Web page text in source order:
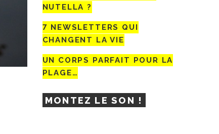
NUTELLA ?
7 NEWSLETTERS QUI
CHANGENT LA VIE
UN CORPS PARFAIT POUR LA
PLAGE…
MONTEZ LE SON !